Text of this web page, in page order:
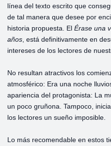
línea del texto escrito que
de tal manera que desee por
historia propuesta. El Érase una
años , está definitivamente en
intereses de los lectores de
No resultan atractivos los
atmosférico: Era una noche
apariencia del protagonista: La
un poco gruñona. Tampoco,
los lectores un sueño imposible.
Lo más recomendable en estos